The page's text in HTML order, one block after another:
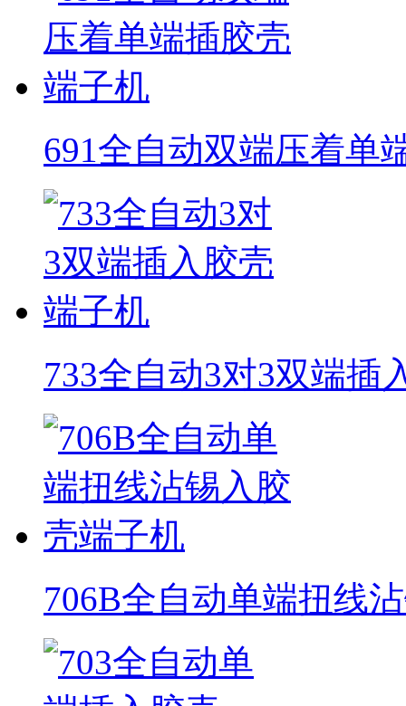
691全自动双端压着单
733全自动3对3双端插
706B全自动单端扭线